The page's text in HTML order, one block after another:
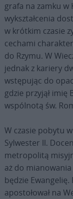
grafa na zamku w
wykształcenia
w krótkim czasie
cechami
do Rzymu. W
jednak z kariery
wstępując do
gdzie przyjął imię
wspólnotą św.
W czasie pobytu w
Sylwester II.
metropolitą
aż do
będzie Ewangelię.
apostołował na